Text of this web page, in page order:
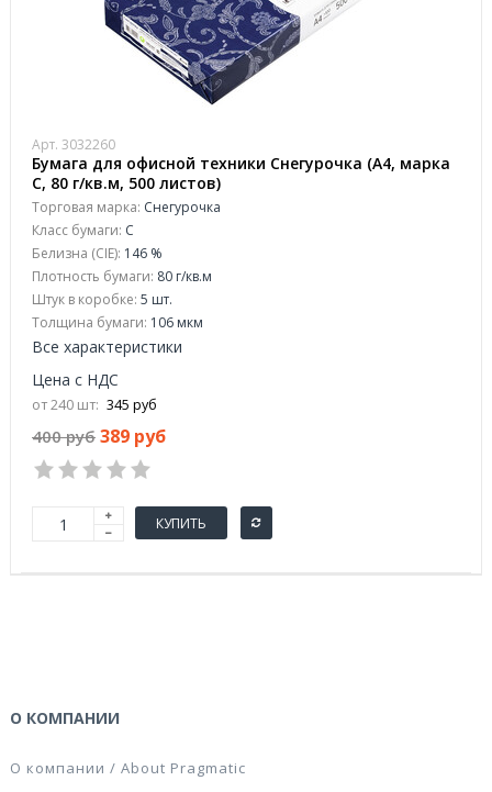
Арт. 3032260
Бумага для офисной техники Снегурочка (А4, марка
C, 80 г/кв.м, 500 листов)
Торговая марка: Снегурочка
Класс бумаги: C
Белизна (CIE): 146 %
Плотность бумаги: 80 г/кв.м
Штук в коробке: 5 шт.
Толщина бумаги: 106 мкм
Все характеристики
Цена с НДС
от 240 шт: 345 руб
400 руб 389 руб
КУПИТЬ
О КОМПАНИИ
О компании / About Pragmatic